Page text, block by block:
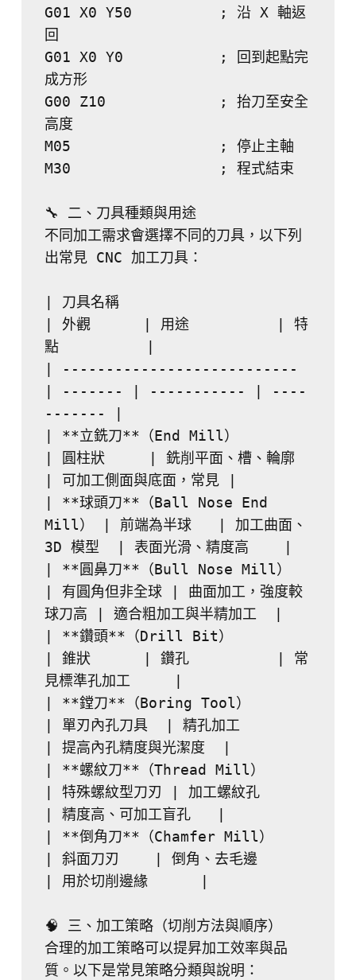
G01 X0 Y50          ; 沿 X 軸返
回
G01 X0 Y0           ; 回到起點完
成方形
G00 Z10             ; 抬刀至安全
高度
M05                 ; 停止主軸
M30                 ; 程式結束
🔧 二、刀具種類與用途
不同加工需求會選擇不同的刀具，以下列
出常見 CNC 加工刀具：
| 刀具名稱
| 外觀      | 用途          | 特
點          |
| ---------------------------
| ------- | ----------- | ----
------- |
| **立銑刀**（End Mill）
| 圓柱狀     | 銑削平面、槽、輪廓
| 可加工側面與底面，常見 |
| **球頭刀**（Ball Nose End
Mill） | 前端為半球   | 加工曲面、
3D 模型  | 表面光滑、精度高    |
| **圓鼻刀**（Bull Nose Mill）
| 有圓角但非全球 | 曲面加工，強度較
球刀高 | 適合粗加工與半精加工  |
| **鑽頭**（Drill Bit）
| 錐狀      | 鑽孔          | 常
見標準孔加工     |
| **鏜刀**（Boring Tool）
| 單刃內孔刀具  | 精孔加工
| 提高內孔精度與光潔度  |
| **螺紋刀**（Thread Mill）
| 特殊螺紋型刀刃 | 加工螺紋孔
| 精度高、可加工盲孔   |
| **倒角刀**（Chamfer Mill）
| 斜面刀刃    | 倒角、去毛邊
| 用於切削邊緣      |
🧠 三、加工策略（切削方法與順序）
合理的加工策略可以提昇加工效率與品
質。以下是常見策略分類與說明：